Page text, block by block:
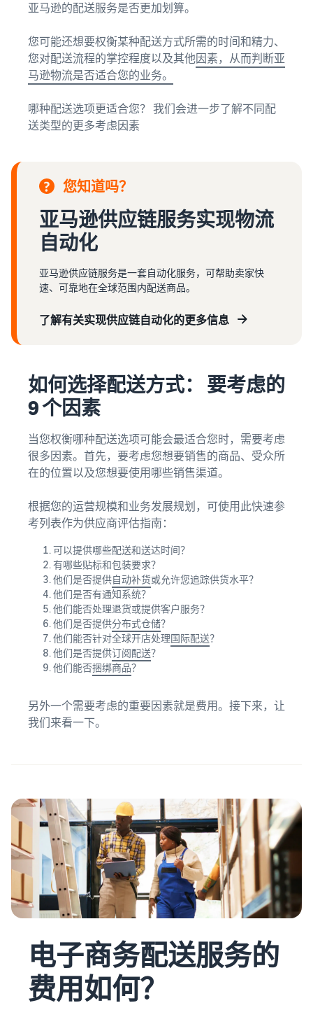
亚马逊的配送服务是否更加划算。
您可能还想要权衡某种配送方式所需的时间和精力、
您对配送流程的掌控程度以及其他因素，从而判断亚
马逊物流是否适合您的业务。
哪种配送选项更适合您？ 我们会进一步了解不同配
送类型的更多考虑因素
您知道吗？
亚马逊供应链服务实现物流
自动化
亚马逊供应链服务是一套自动化服务，可帮助卖家快
速、可靠地在全球范围内配送商品。
了解有关实现供应链自动化的更多信息
如何选择配送方式： 要考虑的
9 个因素
当您权衡哪种配送选项可能会最适合您时，需要考虑
很多因素。首先，要考虑您想要销售的商品、受众所
在的位置以及您想要使用哪些销售渠道。
根据您的运营规模和业务发展规划，可使用此快速参
考列表作为供应商评估指南：
可以提供哪些配送和送达时间？
有哪些贴标和包装要求？
他们是否提供自动补货或允许您追踪供货水平？
他们是否有通知系统？
他们能否处理退货或提供客户服务？
他们是否提供分布式仓储？
他们能否针对全球开店处理国际配送？
他们是否提供订阅配送？
他们能否捆绑商品？
另外一个需要考虑的重要因素就是费用。接下来，让
我们来看一下。
电子商务配送服务的
费用如何？